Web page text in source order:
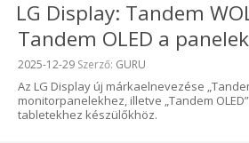
LG Display: Tandem
Tandem OLED a
Beküldve:
2025-12-29 Szerző: GURU
Az LG Display új márkaelnevezése
monitorpanelekhez, illetve „Tandem
tabletekhez készülőkhöz.